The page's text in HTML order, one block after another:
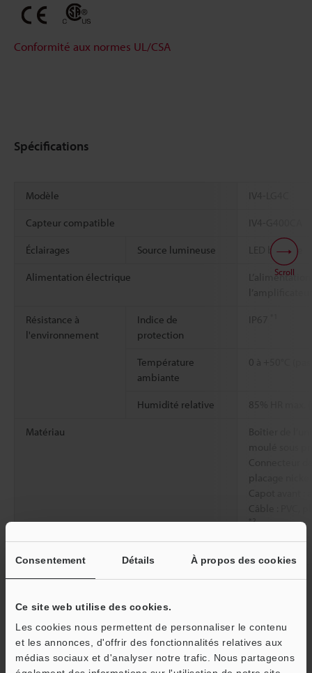
Consentement Détails À propos des cookies
Ce site web utilise des cookies.
Les cookies nous permettent de personnaliser le contenu
et les annonces, d'offrir des fonctionnalités relatives aux
médias sociaux et d'analyser notre trafic. Nous partageons
Conformité aux normes UL/CSA
Spécifications
Modèle IV4-LG4C
Capteur compatible IV4-G400CA
Éclairages Source lumineuse LED blanche
Alimentation électrique
Résistance à
l'environnement
Indice de
protection
IP67
Température
ambiante
0 à +50°C
Humidité relative 85% HR max.
Matériau
Boîtier de
moulé sous
Connecteur
placage
Capot avant :
Câble : PVC,
*2
compatible. Excepté en cas d’utilisation d’un filtre de
polarisation (OP-88644/OP-88645/OP-88646/OP-88647).
Anti-décharges électrostatiques et conforme à la norme CEI
61340-5-1.
Scroll